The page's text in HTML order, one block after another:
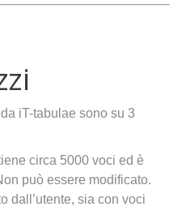
iT-tabulae sono su 3
circa 5000 voci ed è
può essere modificato.
dall’utente, sia con voci